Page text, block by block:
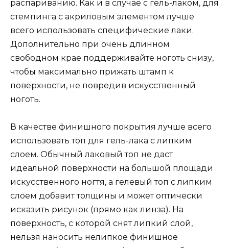
распариванию. Как и в случае с гель-лаком, для
стемпинга с акриловым элементом лучше
всего использовать специфические лаки.
Дополнительно при очень длинном
свободном крае поддерживайте ноготь снизу,
чтобы максимально прижать штамп к
поверхности, не повредив искусственный
ноготь.
В качестве финишного покрытия лучше всего
использовать топ для гель-лака с липким
слоем. Обычный лаковый топ не даст
идеальной поверхности на большой площади
искусственного ногтя, а гелевый топ с липким
слоем добавит толщины и может оптически
исказить рисунок (прямо как линза). На
поверхность, с которой снят липкий слой,
нельзя наносить нелипкое финишное